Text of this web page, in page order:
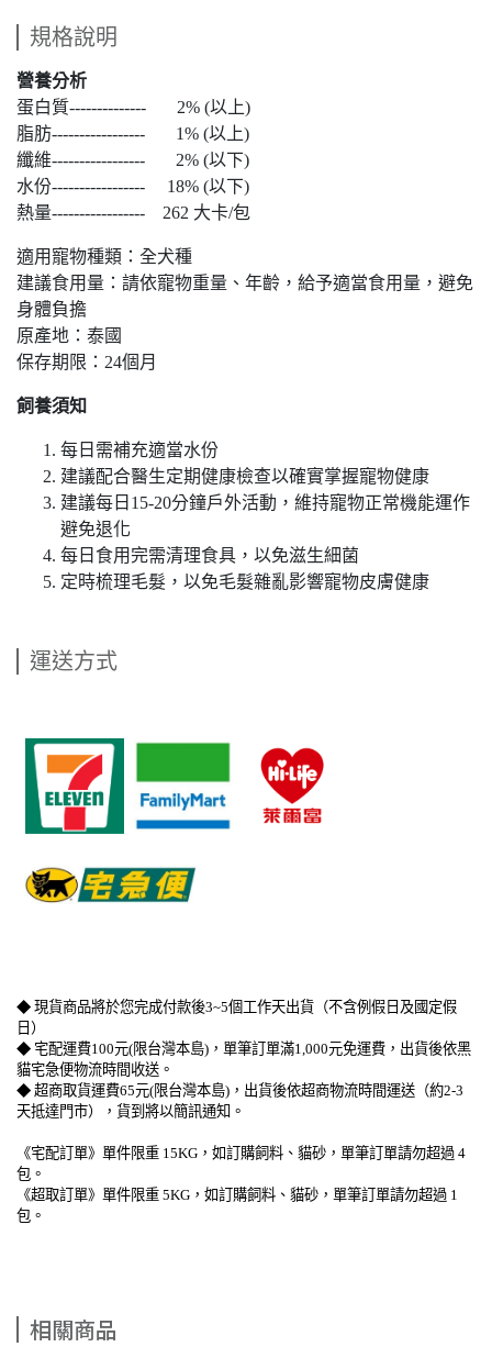
規格說明
營養分析
蛋白質-------------- 2% (以上)
脂肪----------------- 1% (以上)
纖維----------------- 2% (以下)
水份----------------- 18% (以下)
熱量----------------- 262 大卡/包
適用寵物種類：全犬種
建議食用量：請依寵物重量、年齡，給予適當食用量，避免
身體負擔
原產地：泰國
保存期限：24個月
飼養須知
每日需補充適當水份
建議配合醫生定期健康檢查以確實掌握寵物健康
建議每日15-20分鐘戶外活動，維持寵物正常機能運作
避免退化
每日食用完需清理食具，以免滋生細菌
定時梳理毛髮，以免毛髮雜亂影響寵物皮膚健康
運送方式
◆ 現貨商品將於您完成付款後3~5個工作天出貨（不含例假日及國定假
日）
◆ 宅配運費100元(限台灣本島)，單筆訂單滿1,000元免運費，出貨後依黑
貓宅急便物流時間收送。
◆ 超商取貨運費65元(限台灣本島)，出貨後依超商物流時間運送（約2-3
天抵達門市），貨到將以簡訊通知。
《宅配訂單》單件限重 15KG，如訂購飼料、貓砂，單筆訂單請勿超過 4
包。
《超取訂單》單件限重 5KG，如訂購飼料、貓砂，單筆訂單請勿超過 1
包。
相關商品